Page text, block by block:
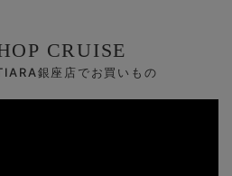
CRUISE
銀座店でお買いもの